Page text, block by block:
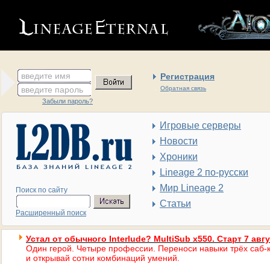
введите имя Регистрация
Обратная связь
введите пароль
Забыли пароль?
Поиск по сайту
Расширенный поиск
Игровые серверы
Новости
Хроники
Lineage 2 по-русски
Мир Lineage 2
Статьи
Устал от обычного Interlude? MultiSub x550. Старт 7
Один герой. Четыре профессии. Переноси навыки трёх саб-
и открывай сотни комбинаций умений.